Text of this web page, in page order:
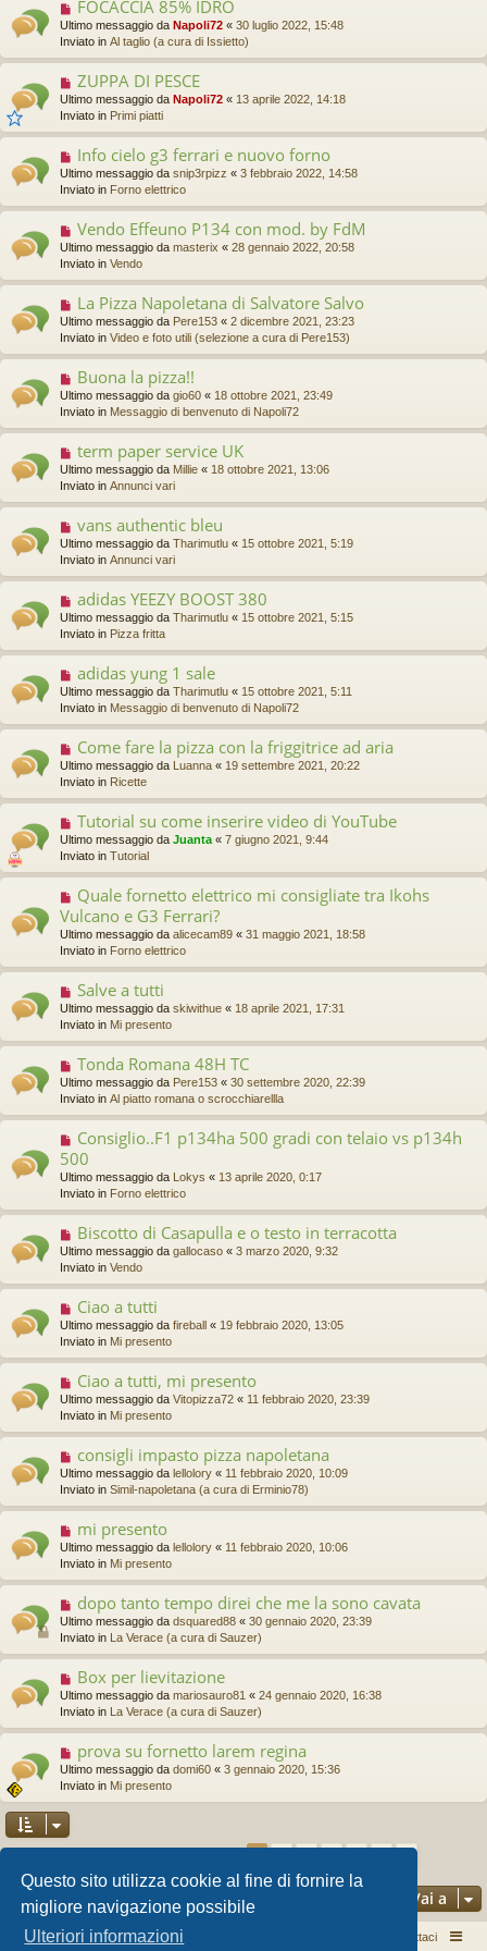
Questo sito utilizza cookie al fine di fornire la
migliore navigazione possibile
Ulteriori informazioni
m
e
s
s
a
g
g
o
N
u
o
m
e
s
s
a
g
g
o
FOCACCIA 85% IDRO
Ultimo messaggio da Napoli72 « 30 luglio 2022, 15:48
Inviato in Al taglio (a cura di Issietto)
N
u
o
m
e
s
s
a
g
g
o
ZUPPA DI PESCE
Ultimo messaggio da Napoli72 « 13 aprile 2022, 14:18
Inviato in Primi piatti
N
u
o
m
e
s
s
a
g
g
o
Info cielo g3 ferrari e nuovo forno
Ultimo messaggio da snip3rpizz « 3 febbraio 2022, 14:58
Inviato in Forno elettrico
N
u
o
m
e
s
s
a
g
g
o
Vendo Effeuno P134 con mod. by FdM
Ultimo messaggio da masterix « 28 gennaio 2022, 20:58
Inviato in Vendo
N
u
o
m
e
s
s
a
g
g
o
La Pizza Napoletana di Salvatore Salvo
Ultimo messaggio da Pere153 « 2 dicembre 2021, 23:23
Inviato in Video e foto utili (selezione a cura di Pere153)
N
u
o
m
e
s
s
a
g
g
o
Buona la pizza!!
Ultimo messaggio da gio60 « 18 ottobre 2021, 23:49
Inviato in Messaggio di benvenuto di Napoli72
N
u
o
m
e
s
s
g
g
o
term paper service UK
Ultimo messaggio da Millie « 18 ottobre 2021, 13:06
Inviato in Annunci vari
N
u
o
m
e
s
s
g
g
o
vans authentic bleu
Ultimo messaggio da Tharimutlu « 15 ottobre 2021, 5:19
Inviato in Annunci vari
N
u
o
m
e
s
s
a
g
g
o
adidas YEEZY BOOST 380
Ultimo messaggio da Tharimutlu « 15 ottobre 2021, 5:15
Inviato in Pizza fritta
N
u
o
m
e
s
s
a
g
g
o
adidas yung 1 sale
Ultimo messaggio da Tharimutlu « 15 ottobre 2021, 5:11
Inviato in Messaggio di benvenuto di Napoli72
N
u
o
m
e
s
s
a
g
i
o
Come fare la pizza con la friggitrice ad aria
Ultimo messaggio da Luanna « 19 settembre 2021, 20:22
Inviato in Ricette
N
u
o
m
e
s
s
a
g
i
o
Tutorial su come inserire video di YouTube
Ultimo messaggio da Juanta « 7 giugno 2021, 9:44
Inviato in Tutorial
N
o
v
o
m
e
s
s
a
i
o
Quale fornetto elettrico mi consigliate tra Ikohs
Vulcano e G3 Ferrari?
Ultimo messaggio da alicecam89 « 31 maggio 2021, 18:58
Inviato in Forno elettrico
N
u
o
m
e
s
s
a
g
i
o
Salve a tutti
Ultimo messaggio da skiwithue « 18 aprile 2021, 17:31
Inviato in Mi presento
N
u
o
m
e
s
s
a
g
i
o
Tonda Romana 48H TC
Ultimo messaggio da Pere153 « 30 settembre 2020, 22:39
Inviato in Al piatto romana o scrocchiarellla
N
u
o
v
o
m
s
s
a
g
i
o
Consiglio..F1 p134ha 500 gradi con telaio vs p134h
500
Ultimo messaggio da Lokys « 13 aprile 2020, 0:17
Inviato in Forno elettrico
N
u
o
m
e
s
s
a
g
g
o
Biscotto di Casapulla e o testo in terracotta
Ultimo messaggio da gallocaso « 3 marzo 2020, 9:32
Inviato in Vendo
N
u
o
m
e
s
s
g
g
o
Ciao a tutti
Ultimo messaggio da fireball « 19 febbraio 2020, 13:05
Inviato in Mi presento
N
u
o
m
e
s
s
a
g
g
o
Ciao a tutti, mi presento
Ultimo messaggio da Vitopizza72 « 11 febbraio 2020, 23:39
Inviato in Mi presento
N
u
o
m
e
s
s
g
g
o
consigli impasto pizza napoletana
Ultimo messaggio da lellolory « 11 febbraio 2020, 10:09
Inviato in Simil-napoletana (a cura di Erminio78)
N
u
o
m
e
s
s
a
g
g
o
mi presento
Ultimo messaggio da lellolory « 11 febbraio 2020, 10:06
Inviato in Mi presento
N
u
o
m
e
s
s
a
g
g
dopo tanto tempo direi che me la sono cavata
Ultimo messaggio da dsquared88 « 30 gennaio 2020, 23:39
Inviato in La Verace (a cura di Sauzer)
N
u
o
m
e
s
s
o
Box per lievitazione
Ultimo messaggio da mariosauro81 « 24 gennaio 2020, 16:38
Inviato in La Verace (a cura di Sauzer)
N
u
o
e
s
g
i
prova su fornetto larem regina
Ultimo messaggio da domi60 « 3 gennaio 2020, 15:36
Inviato in Mi presento
Vai a
Pizza per passione enon solo... Contattaci